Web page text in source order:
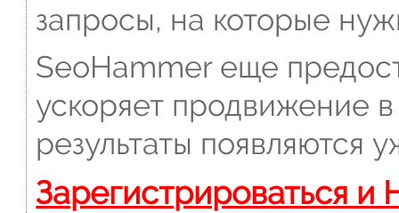
запросы, на которые
SeoHammer еще
ускоряет продвижение
результаты появляются
Зарегистрироваться и